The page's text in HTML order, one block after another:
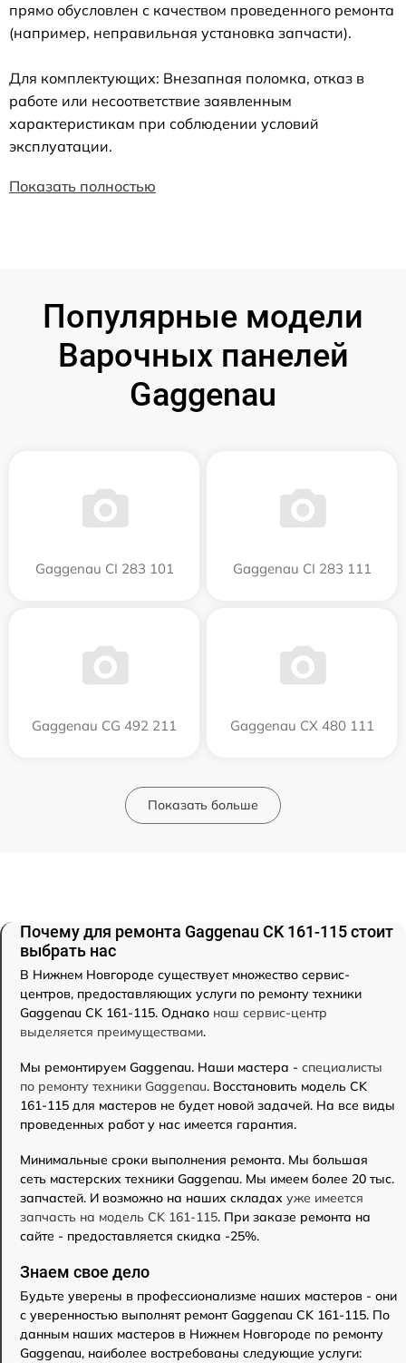
прямо обусловлен с качеством проведенного ремонта
(например, неправильная установка запчасти).
Для комплектующих: Внезапная поломка, отказ в
работе или несоответствие заявленным
характеристикам при соблюдении условий
эксплуатации.
Показать полностью
Популярные модели
Варочных панелей
Gaggenau
Gaggenau CI 283 101 Gaggenau CI 283 111
Gaggenau CG 492 211 Gaggenau CX 480 111
Показать больше
Почему для ремонта Gaggenau CK 161-115 стоит
выбрать нас
В Нижнем Новгороде существует множество сервис-
центров, предоставляющих услуги по ремонту техники
Gaggenau CK 161-115. Однако наш сервис-центр
выделяется преимуществами.
Мы ремонтируем Gaggenau. Наши мастера - специалисты
по ремонту техники Gaggenau. Восстановить модель CK
161-115 для мастеров не будет новой задачей. На все виды
проведенных работ у нас имеется гарантия.
Минимальные сроки выполнения ремонта. Мы большая
сеть мастерских техники Gaggenau. Мы имеем более 20 тыс.
запчастей. И возможно на наших складах уже имеется
запчасть на модель CK 161-115. При заказе ремонта на
сайте - предоставляется скидка -25%.
Знаем свое дело
Будьте уверены в профессионализме наших мастеров - они
с уверенностью выполнят ремонт Gaggenau CK 161-115. По
данным наших мастеров в Нижнем Новгороде по ремонту
Gaggenau, наиболее востребованы следующие услуги: